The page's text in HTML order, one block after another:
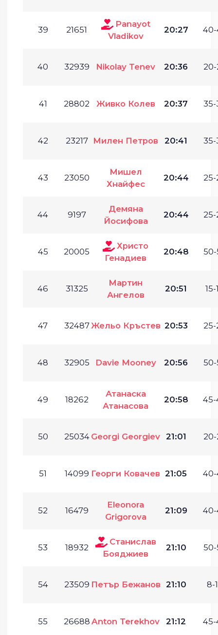
39 21651
Panayot
Vladikov
20:27 40-
40 32939 Nikolay Tenev 20:36 20-
41 28802 Живко Колев 20:37 35-
42 23217 Милен Петров 20:41 35-
43 23050
Мишел
Хнайфес
20:44 25-
44 9197
Демяна
Йосифова
20:44 25-
45 20005
Христо
Генадиев
20:48 50-
46 31325
Мартин
Ангелов
20:51 15-
47 32487 Жельо Кръстев 20:53 25-
48 32905 Davie Mooney 20:56 50-
49 18262
Атанаска
Атанасова
20:58 45-
50 25034 Georgi Georgiev 21:01 20-
51 14099 Георги Ковачев 21:05 40-
52 16479
Eleonora
Grigorova
21:09 40-
53 18932
Станислав
Бояджиев
21:10 50-
54 23509 Петър Бежанов 21:10 8-
55 26688 Anton Terekhov 21:12 45-